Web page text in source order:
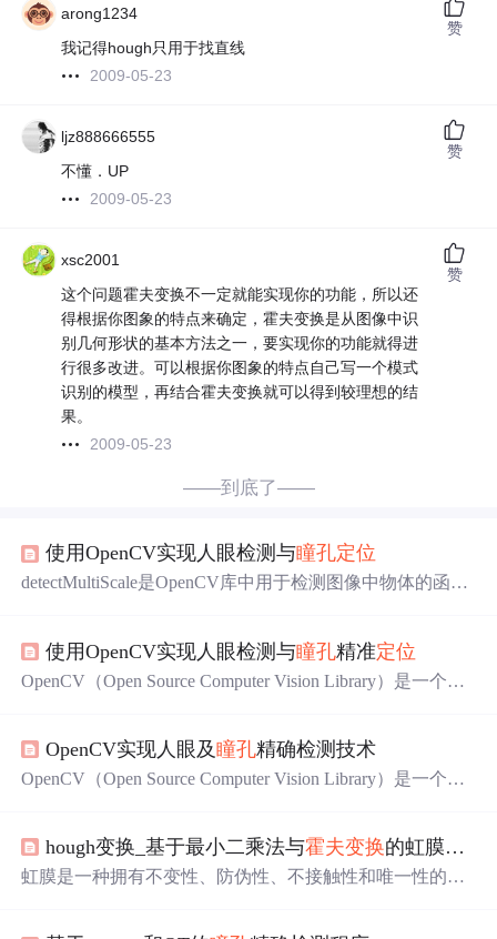
arong1234
我记得hough只用于找直线
2009-05-23
赞
ljz888666555
不懂．UP
2009-05-23
赞
xsc2001
这个问题霍夫变换不一定就能实现你的功能，所以还
得根据你图象的特点来确定，霍夫变换是从图像中识
别几何形状的基本方法之一，要实现你的功能就得进
行很多改进。可以根据你图象的特点自己写一个模式
识别的模型，再结合霍夫变换就可以得到较理想的结
果。
2009-05-23
赞
——到底了——
使用OpenCV实现人眼检测与瞳孔定位
detectMultiScale是OpenCV库中用于检测图像中物体的函
其功能以及它所接受的参数。
使用OpenCV实现人眼检测与瞳孔精准定位
OpenCV（Open Source Computer Vision Library）是一个开
取信息，并通过处理、分析来理解数字图像内容或图像序
列。计算机视觉广泛应用于包括但不限于医学成像、工业
提供从基础边缘检测到复杂的图像识别的能力。
OpenCV实现人眼及瞳孔精确检测技术
OpenCV（Open Source Computer Vision Library）是一个跨
能，包括图像处理、特征检测、运动分析、物体识别等，
其API支持多种编程语言，如C++、Python等。在实现人眼
hough变换_基于最小二乘法与霍夫变换的虹膜定位
虹膜是一种拥有不变性、防伪性、不接触性和唯一性的人